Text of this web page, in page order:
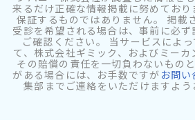
来るだけ正確な情報掲載に努めてお
保証するものではありません。 掲載
受診を希望される場合は、事前に必
ご確認ください。 当サービスによ
て、株式会社ギミック、およびミー
その賠償の責任を一切負わないもの
がある場合には、お手数ですが お問
集部までご連絡をいただけますよう